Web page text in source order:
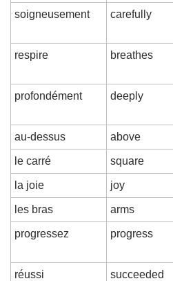
soigneusement carefully
respire breathes
profondément deeply
au-dessus above
le carré square
la joie joy
les bras arms
progressez progress
réussi succeeded